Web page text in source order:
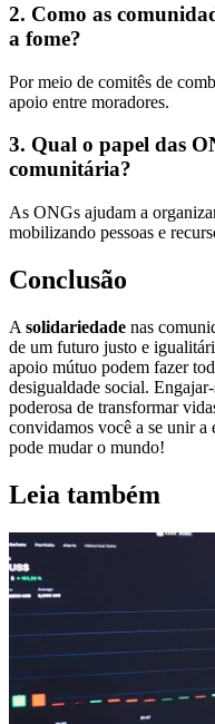
2. Como as
a fome?
Por meio de comitês de
apoio entre moradores.
3. Qual o papel das
comunitária?
As ONGs ajudam a
mobilizando pessoas e
Conclusão
A solidariedade nas
de um futuro justo e
apoio mútuo podem fazer
desigualdade social.
poderosa de transformar
convidamos você a se unir
pode mudar o mundo!
Leia também